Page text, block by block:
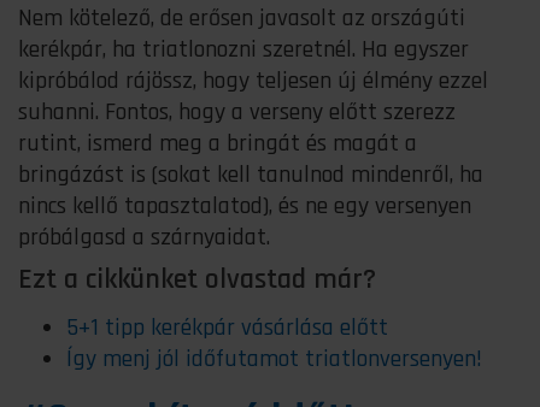
Nem kötelező, de erősen javasolt az országúti
kerékpár, ha triatlonozni szeretnél. Ha egyszer
kipróbálod rájössz, hogy teljesen új élmény ezzel
suhanni. Fontos, hogy a verseny előtt szerezz
rutint, ismerd meg a bringát és magát a
bringázást is (sokat kell tanulnod mindenről, ha
nincs kellő tapasztalatod), és ne egy versenyen
próbálgasd a szárnyaidat.
Ezt a cikkünket olvastad már?
5+1 tipp kerékpár vásárlása előtt
Így menj jól időfutamot triatlonversenyen!